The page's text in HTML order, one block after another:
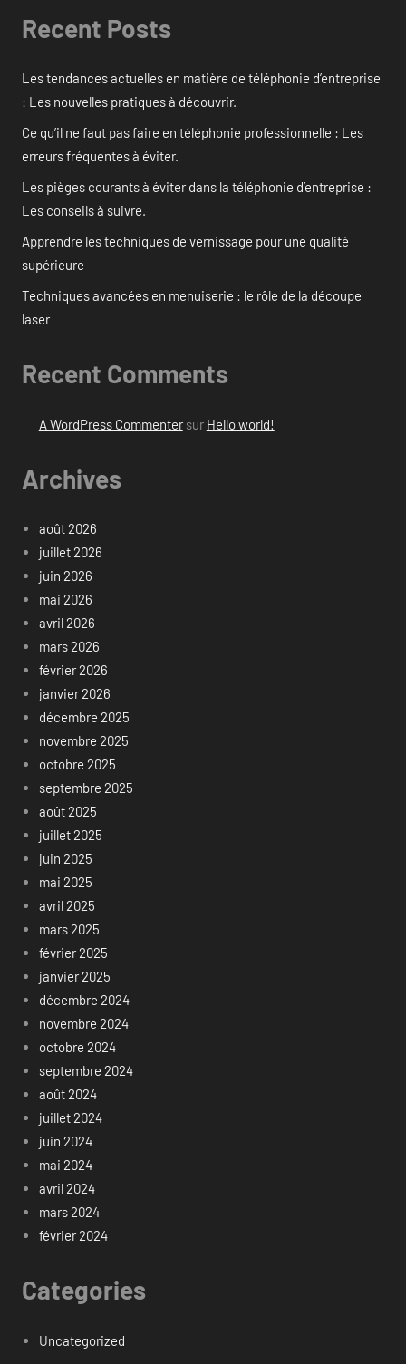
Recent Posts
Les tendances actuelles en matière de téléphonie d’entreprise
: Les nouvelles pratiques à découvrir.
Ce qu’il ne faut pas faire en téléphonie professionnelle : Les
erreurs fréquentes à éviter.
Les pièges courants à éviter dans la téléphonie d’entreprise :
Les conseils à suivre.
Apprendre les techniques de vernissage pour une qualité
supérieure
Techniques avancées en menuiserie : le rôle de la découpe
laser
Recent Comments
A WordPress Commentersur Hello world!
Archives
août 2026
juillet 2026
juin 2026
mai 2026
avril 2026
mars 2026
février 2026
janvier 2026
décembre 2025
novembre 2025
octobre 2025
septembre 2025
août 2025
juillet 2025
juin 2025
mai 2025
avril 2025
mars 2025
février 2025
janvier 2025
décembre 2024
novembre 2024
octobre 2024
septembre 2024
août 2024
juillet 2024
juin 2024
mai 2024
avril 2024
mars 2024
février 2024
Categories
Uncategorized